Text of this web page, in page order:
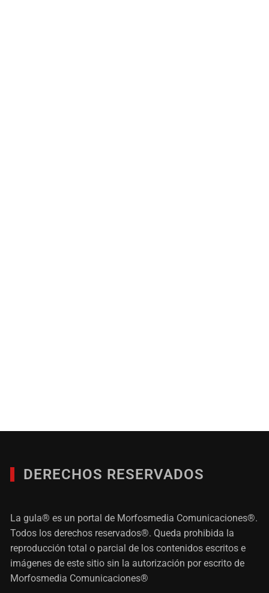
DERECHOS RESERVADOS
La gula® es un portal de Morfosmedia Comunicaciones®.
Todos los derechos reservados®. Queda prohibida la
reproducción total o parcial de los contenidos escritos e
imágenes de este sitio sin la autorización por escrito de
Morfosmedia Comunicaciones®